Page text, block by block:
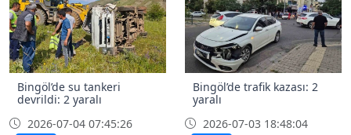
Bingöl’de su tankeri
devrildi: 2 yaralı
2026-07-04 07:45:26
Bingöl’de trafik kazası: 2
yaralı
2026-07-03 18:48:04